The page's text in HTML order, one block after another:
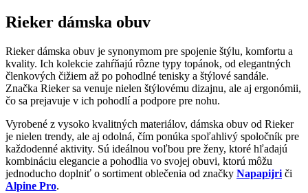
Rieker dámska obuv
Rieker dámska obuv je synonymom pre spojenie štýlu, komfortu a
kvality. Ich kolekcie zahŕňajú rôzne typy topánok, od elegantných
členkových čižiem až po pohodlné tenisky a štýlové sandále.
Značka Rieker sa venuje nielen štýlovému dizajnu, ale aj ergonómii,
čo sa prejavuje v ich pohodlí a podpore pre nohu.
Vyrobené z vysoko kvalitných materiálov, dámska obuv od Rieker
je nielen trendy, ale aj odolná, čím ponúka spoľahlivý spoločník pre
každodenné aktivity. Sú ideálnou voľbou pre ženy, ktoré hľadajú
kombináciu elegancie a pohodlia vo svojej obuvi, ktorú môžu
jednoducho doplniť o sortiment oblečenia od značky Napapijri či
Alpine Pro.